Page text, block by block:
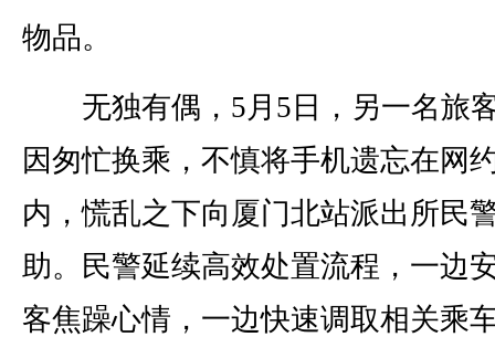
物品。
无独有偶，5月5日，另一名旅
因匆忙换乘，不慎将手机遗忘在网
内，慌乱之下向厦门北站派出所民
助。民警延续高效处置流程，一边
客焦躁心情，一边快速调取相关乘